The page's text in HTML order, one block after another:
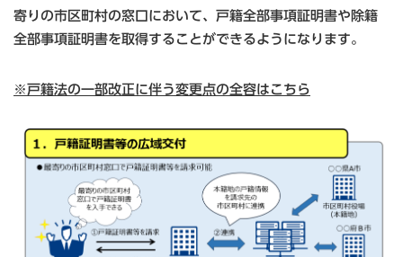
寄りの市区町村の窓口において、戸籍全部事項証明書や除籍
全部事項証明書を取得することができるようになります。
※戸籍法の一部改正に伴う変更点の全容はこちら